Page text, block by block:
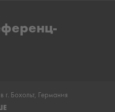
г. Бохольт, Германия